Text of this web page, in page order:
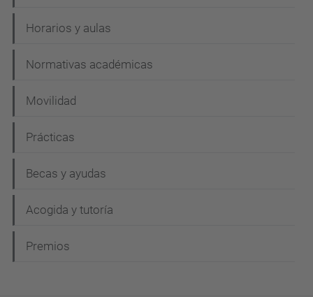
Horarios y aulas
Normativas académicas
Movilidad
Prácticas
Becas y ayudas
Acogida y tutoría
Premios